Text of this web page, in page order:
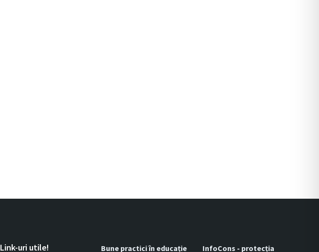
Link-uri utile! Bune practici în educație
InfoCons - protecția